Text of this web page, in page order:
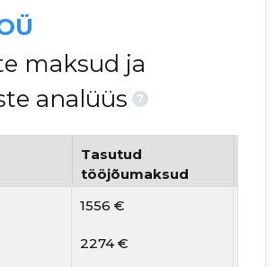
maksud ja
analüüs
?
Tasutud
tööjõumaksud
1556 €
2274 €